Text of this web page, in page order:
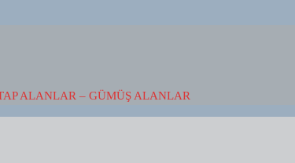
ALANLAR – GÜMÜŞ ALANLAR